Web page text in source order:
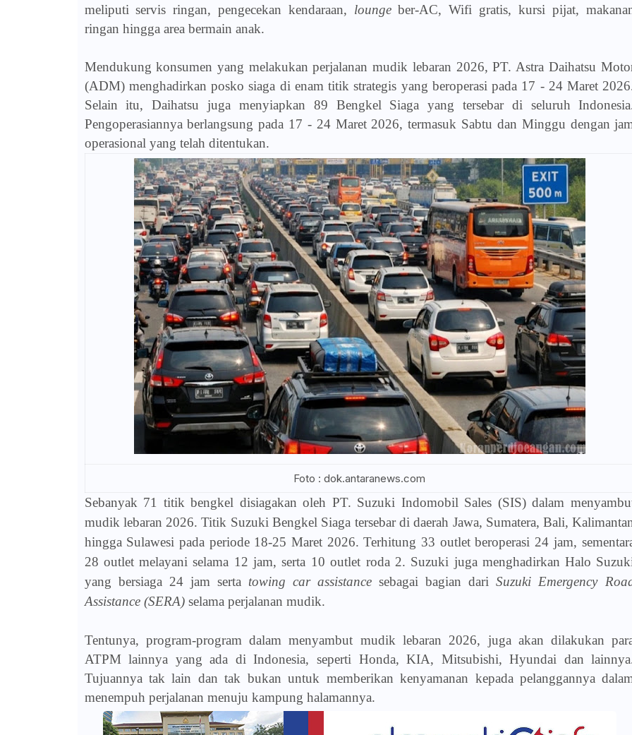
meliputi servis ringan, pengecekan kendaraan, loungeber-AC, Wifi gratis, kursi pijat,
ringan hingga area bermain anak.
Mendukung konsumen yang melakukan perjalanan mudik lebaran 2026, PT. Astra Daihatsu
(ADM) menghadirkan posko siaga di enam titik strategis yang beroperasi pada 17 - 24 Maret
Selain itu, Daihatsu juga menyiapkan 89 Bengkel Siaga yang tersebar di seluruh
Pengoperasiannya berlangsung pada 17 - 24 Maret 2026, termasuk Sabtu dan Minggu dengan
operasional yang telah ditentukan.
Foto : dok.antaranews.com
Sebanyak 71 titik bengkel disiagakan oleh PT. Suzuki Indomobil Sales (SIS) dalam
mudik lebaran 2026. Titik Suzuki Bengkel Siaga tersebar di daerah Jawa, Sumatera, Bali,
hingga Sulawesi pada periode 18-25 Maret 2026. Terhitung 33 outlet beroperasi 24 jam,
28 outlet melayani selama 12 jam, serta 10 outlet roda 2. Suzuki juga menghadirkan Halo
yang bersiaga 24 jam serta towing car assistance sebagai bagian dariSuzuki Emergency
Assistance (SERA)selama perjalanan mudik.
Tentunya, program-program dalam menyambut mudik lebaran 2026, juga akan dilakukan
ATPM lainnya yang ada di Indonesia, seperti Honda, KIA, Mitsubishi, Hyundai dan
Tujuannya tak lain dan tak bukan untuk memberikan kenyamanan kepada pelanggannya
menempuh perjalanan menuju kampung halamannya.